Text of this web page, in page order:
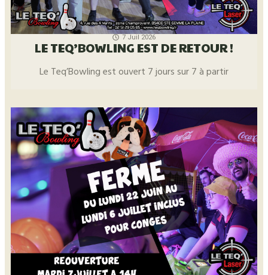
7 Juil 2026
LE TEQ’BOWLING EST DE RETOUR !
Le Teq’Bowling est ouvert 7 jours sur 7 à partir